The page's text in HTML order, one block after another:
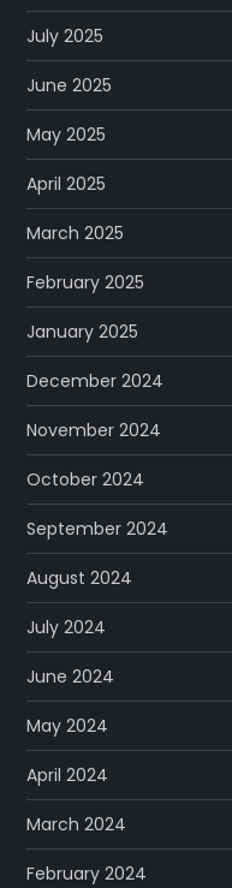
July 2025
June 2025
May 2025
April 2025
March 2025
February 2025
January 2025
December 2024
November 2024
October 2024
September 2024
August 2024
July 2024
June 2024
May 2024
April 2024
March 2024
February 2024